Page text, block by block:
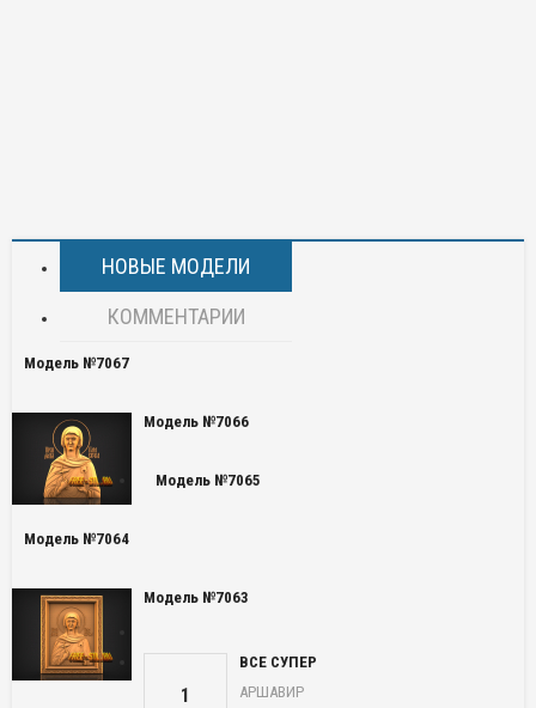
НОВЫЕ МОДЕЛИ
КОММЕНТАРИИ
Модель №7067
Модель №7066
Модель №7065
Модель №7064
Модель №7063
1
ВСЕ СУПЕР
АРШАВИР